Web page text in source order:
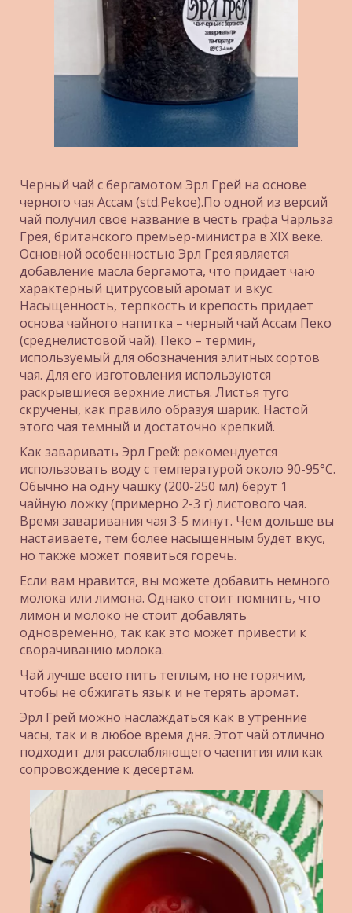
Черный чай с бергамотом Эрл Грей на основе
черного чая Ассам (std.Pekoe).По одной из версий
чай получил свое название в честь графа Чарльза
Грея, британского премьер-министра в XIX веке.
Основной особенностью Эрл Грея является
добавление масла бергамота, что придает чаю
характерный цитрусовый аромат и вкус.
Насыщенность, терпкость и крепость придает
основа чайного напитка – черный чай Ассам Пеко
(среднелистовой чай). Пеко – термин,
используемый для обозначения элитных сортов
чая. Для его изготовления используются
раскрывшиеся верхние листья. Листья туго
скручены, как правило образуя шарик. Настой
этого чая темный и достаточно крепкий.
Как заваривать Эрл Грей: рекомендуется
использовать воду с температурой около 90-95°C.
Обычно на одну чашку (200-250 мл) берут 1
чайную ложку (примерно 2-3 г) листового чая.
Время заваривания чая 3-5 минут. Чем дольше вы
настаиваете, тем более насыщенным будет вкус,
но также может появиться горечь.
Если вам нравится, вы можете добавить немного
молока или лимона. Однако стоит помнить, что
лимон и молоко не стоит добавлять
одновременно, так как это может привести к
сворачиванию молока.
Чай лучше всего пить теплым, но не горячим,
чтобы не обжигать язык и не терять аромат.
Эрл Грей можно наслаждаться как в утренние
часы, так и в любое время дня. Этот чай отлично
подходит для расслабляющего чаепития или как
сопровождение к десертам.